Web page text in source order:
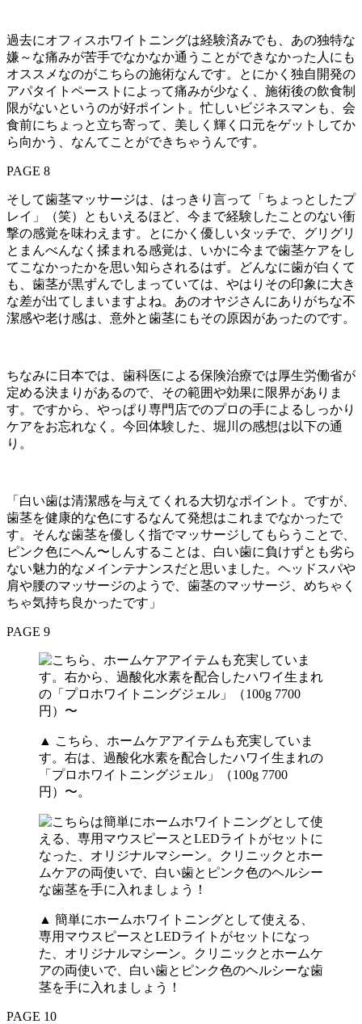
過去にオフィスホワイトニングは経験済みでも、あの独特な
嫌～な痛みが苦手でなかなか通うことができなかった人にも
オススメなのがこちらの施術なんです。とにかく独自開発の
アパタイトペーストによって痛みが少なく、施術後の飲食制
限がないというのが好ポイント。忙しいビジネスマンも、会
食前にちょっと立ち寄って、美しく輝く口元をゲットしてか
ら向かう、なんてことができちゃうんです。
PAGE 8
そして歯茎マッサージは、はっきり言って「ちょっとしたプ
レイ」（笑）ともいえるほど、今まで経験したことのない衝
撃の感覚を味わえます。とにかく優しいタッチで、グリグリ
とまんべんなく揉まれる感覚は、いかに今まで歯茎ケアをし
てこなかったかを思い知らされるはず。どんなに歯が白くて
も、歯茎が黒ずんでしまっていては、やはりその印象に大き
な差が出てしまいますよね。あのオヤジさんにありがちな不
潔感や老け感は、意外と歯茎にもその原因があったのです。
ちなみに日本では、歯科医による保険治療では厚生労働省が
定める決まりがあるので、その範囲や効果に限界がありま
す。ですから、やっぱり専門店でのプロの手によるしっかり
ケアをお忘れなく。今回体験した、堀川の感想は以下の通
り。
「白い歯は清潔感を与えてくれる大切なポイント。ですが、
歯茎を健康的な色にするなんて発想はこれまでなかったで
す。そんな歯茎を優しく指でマッサージしてもらうことで、
ピンク色にへん〜しんすることは、白い歯に負けずとも劣ら
ない魅力的なメインテナンスだと思いました。ヘッドスパや
肩や腰のマッサージのようで、歯茎のマッサージ、めちゃく
ちゃ気持ち良かったです」
PAGE 9
▲ こちら、ホームケアアイテムも充実していま
す。右は、過酸化水素を配合したハワイ生まれの
「プロホワイトニングジェル」（100g 7700
円）〜。
▲ 簡単にホームホワイトニングとして使える、
専用マウスピースとLEDライトがセットになっ
た、オリジナルマシーン。クリニックとホームケ
アの両使いで、白い歯とピンク色のヘルシーな歯
茎を手に入れましょう！
PAGE 10